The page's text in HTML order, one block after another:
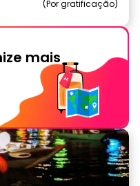
Por gratificação
mais